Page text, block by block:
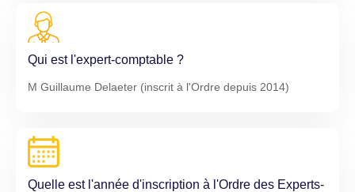
Qui est l'expert-comptable ?
M Guillaume Delaeter (inscrit à l'Ordre depuis 2014)
Quelle est l'année d'inscription à l'Ordre des Experts-